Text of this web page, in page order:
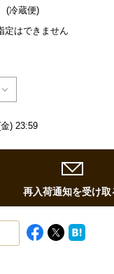
(冷蔵便)
定はできません
) 23:59
再入荷通知を受け取